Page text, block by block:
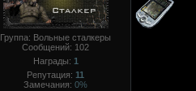
Группа: Вольные сталкеры
Сообщений: 102
Награды: 1
Репутация: 11
Замечания: 0%